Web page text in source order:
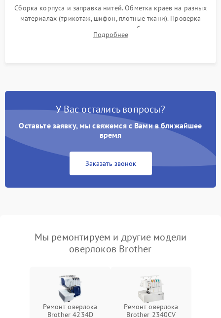
Сборка корпуса и заправка нитей. Обметка краев на разных
материалах (трикотаж, шифон, плотные ткани). Проверка
ровности среза, эластичности шва, работы ролевого шва и
отсутствия стягивания или волнистости ткани.
Подробнее
У Вас остались вопросы?
Оставьте заявку, мы свяжемся с Вами в ближайшее
время
Заказать звонок
Мы ремонтируем и другие модели
оверлоков Brother
Ремонт оверлока
Brother 4234D
Ремонт оверлока
Brother 2340CV